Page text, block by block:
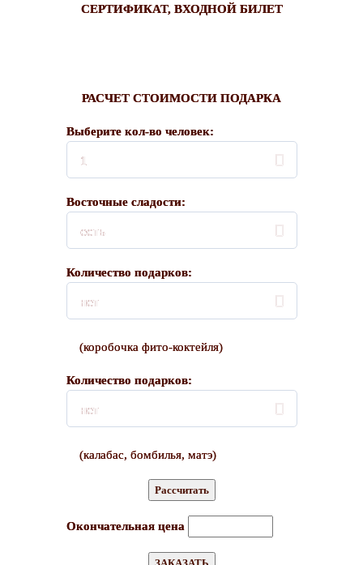
СЕРТИФИКАТ, ВХОДНОЙ БИЛЕТ
РАСЧЕТ СТОИМОСТИ ПОДАРКА
Выберите кол-во человек:
1
Восточные сладости:
есть
Количество подарков:
нет
(коробочка фито-коктейля)
Количество подарков:
нет
(калабас, бомбилья, матэ)
Окончательная цена